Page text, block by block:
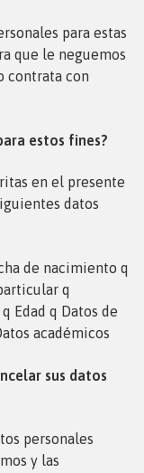
para estas
que le neguemos
contrata con
estos fines?
en el presente
datos
de nacimiento q
q
q Edad q Datos de
académicos
sus datos
personales
y las